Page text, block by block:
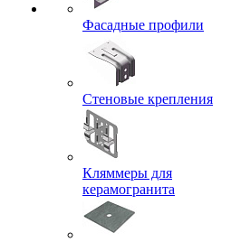
Фасадные профили
Стеновые крепления
Кляммеры для
керамогранита